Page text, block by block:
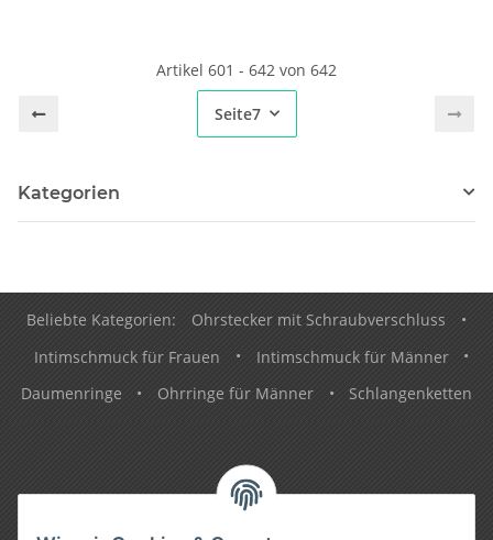
Artikel 601 - 642 von 642
Seite7
Kategorien
Beliebte Kategorien: Ohrstecker mit Schraubverschluss
•
Intimschmuck für Frauen
• Intimschmuck für Männer
•
Daumenringe
• Ohrringe für Männer • Schlangenketten